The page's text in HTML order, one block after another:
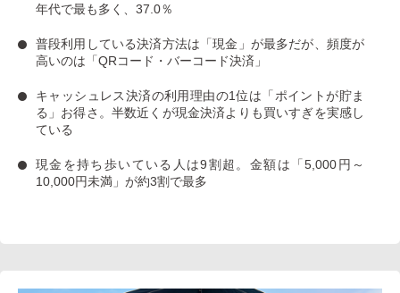
年代で最も多く、37.0％
普段利用している決済方法は「現金」 が最多だが、 頻度が
高いのは「QRコード・バーコード決済」
キャッシュレス決済の利用理由の1位は「ポイントが貯ま
る」お得さ。 半数近くが現金決済よりも買いすぎを実感し
ている
現金を持ち歩いている人は9割超 。金額は「5,000円～
10,000円未満」が約3割で最多